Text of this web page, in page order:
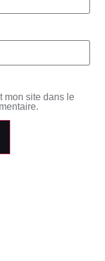
mon site dans le